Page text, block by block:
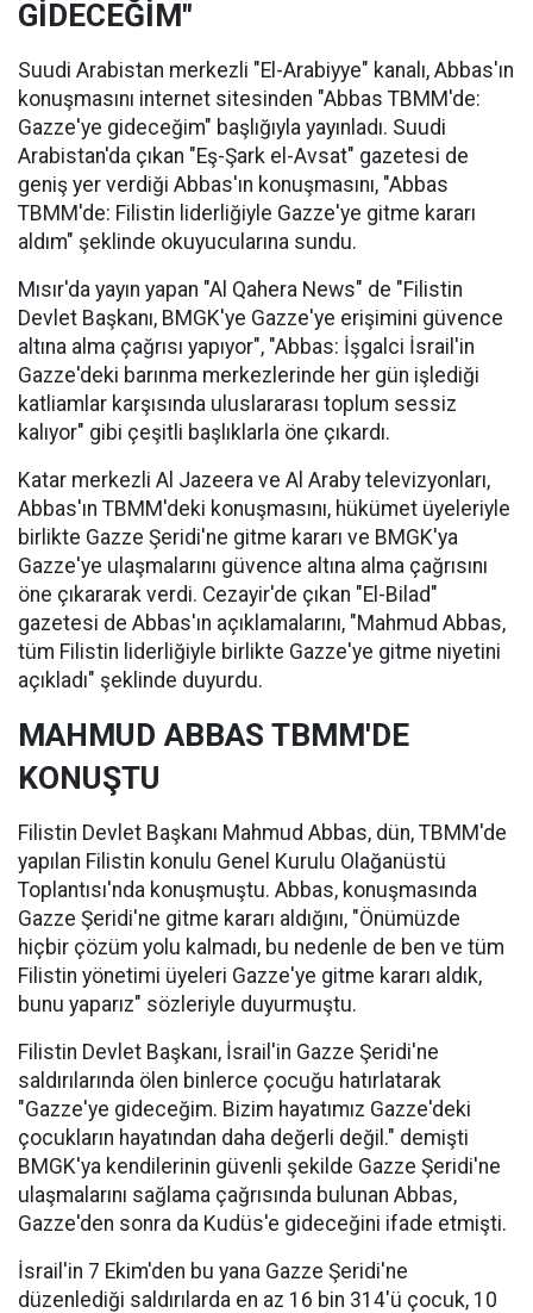
GİDECEĞİM"
Suudi Arabistan merkezli "El-Arabiyye" kanalı, Abbas'ın
konuşmasını internet sitesinden "Abbas TBMM'de:
Gazze'ye gideceğim" başlığıyla yayınladı. Suudi
Arabistan'da çıkan "Eş-Şark el-Avsat" gazetesi de
geniş yer verdiği Abbas'ın konuşmasını, "Abbas
TBMM'de: Filistin liderliğiyle Gazze'ye gitme kararı
aldım" şeklinde okuyucularına sundu.
Mısır'da yayın yapan "Al Qahera News" de "Filistin
Devlet Başkanı, BMGK'ye Gazze'ye erişimini güvence
altına alma çağrısı yapıyor", "Abbas: İşgalci İsrail'in
Gazze'deki barınma merkezlerinde her gün işlediği
katliamlar karşısında uluslararası toplum sessiz
kalıyor" gibi çeşitli başlıklarla öne çıkardı.
Katar merkezli Al Jazeera ve Al Araby televizyonları,
Abbas'ın TBMM'deki konuşmasını, hükümet üyeleriyle
birlikte Gazze Şeridi'ne gitme kararı ve BMGK'ya
Gazze'ye ulaşmalarını güvence altına alma çağrısını
öne çıkararak verdi. Cezayir'de çıkan "El-Bilad"
gazetesi de Abbas'ın açıklamalarını, "Mahmud Abbas,
tüm Filistin liderliğiyle birlikte Gazze'ye gitme niyetini
açıkladı" şeklinde duyurdu.
MAHMUD ABBAS TBMM'DE
KONUŞTU
Filistin Devlet Başkanı Mahmud Abbas, dün, TBMM'de
yapılan Filistin konulu Genel Kurulu Olağanüstü
Toplantısı'nda konuşmuştu. Abbas, konuşmasında
Gazze Şeridi'ne gitme kararı aldığını, "Önümüzde
hiçbir çözüm yolu kalmadı, bu nedenle de ben ve tüm
Filistin yönetimi üyeleri Gazze'ye gitme kararı aldık,
bunu yaparız" sözleriyle duyurmuştu.
Filistin Devlet Başkanı, İsrail'in Gazze Şeridi'ne
saldırılarında ölen binlerce çocuğu hatırlatarak
"Gazze'ye gideceğim. Bizim hayatımız Gazze'deki
çocukların hayatından daha değerli değil." demişti
BMGK'ya kendilerinin güvenli şekilde Gazze Şeridi'ne
ulaşmalarını sağlama çağrısında bulunan Abbas,
Gazze'den sonra da Kudüs'e gideceğini ifade etmişti.
İsrail'in 7 Ekim'den bu yana Gazze Şeridi'ne
düzenlediği saldırılarda en az 16 bin 314'ü çocuk, 10